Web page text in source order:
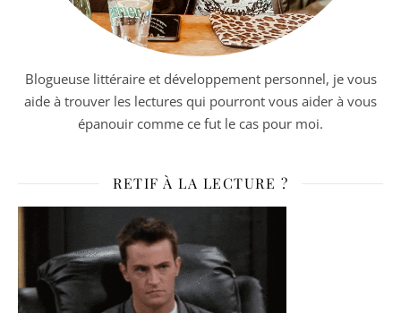
Blogueuse littéraire et développement personnel, je vous
aide à trouver les lectures qui pourront vous aider à vous
épanouir comme ce fut le cas pour moi.
RETIF À LA LECTURE ?